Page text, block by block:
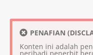
PENAFIAN
Konten ini adalah